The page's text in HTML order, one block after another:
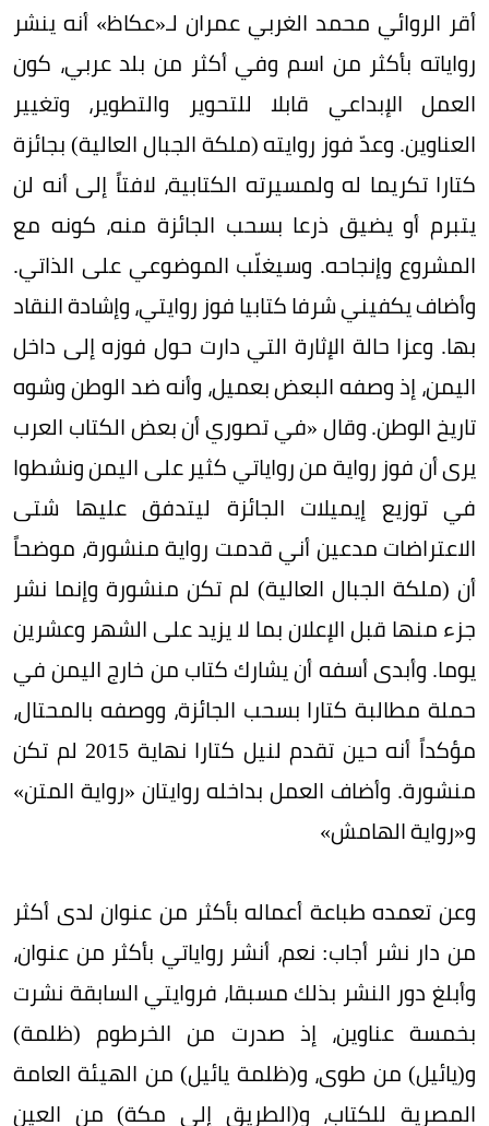
أقر الروائي محمد الغربي عمران لـ«عكاظ» أنه ينشر
رواياته بأكثر من اسم وفي أكثر من بلد عربي، كون
العمل الإبداعي قابلا للتحوير والتطوير، وتغيير
العناوين. وعدّ فوز روايته (ملكة الجبال العالية) بجائزة
كتارا تكريما له ولمسيرته الكتابية، لافتاً إلى أنه لن
يتبرم أو يضيق ذرعا بسحب الجائزة منه، كونه مع
المشروع وإنجاحه. وسيغلّب الموضوعي على الذاتي.
وأضاف يكفيني شرفا كتابيا فوز روايتي، وإشادة النقاد
بها. وعزا حالة الإثارة التي دارت حول فوزه إلى داخل
اليمن، إذ وصفه البعض بعميل، وأنه ضد الوطن وشوه
تاريخ الوطن. وقال «في تصوري أن بعض الكتاب العرب
يرى أن فوز رواية من رواياتي كثير على اليمن ونشطوا
في توزيع إيميلات الجائزة ليتدفق عليها شتى
الاعتراضات مدعين أني قدمت رواية منشورة، موضحاً
أن (ملكة الجبال العالية) لم تكن منشورة وإنما نشر
جزء منها قبل الإعلان بما لا يزيد على الشهر وعشرين
يوما. وأبدى أسفه أن يشارك كتاب من خارج اليمن في
حملة مطالبة كتارا بسحب الجائزة، ووصفه بالمحتال،
مؤكداً أنه حين تقدم لنيل كتارا نهاية 2015 لم تكن
منشورة. وأضاف العمل بداخله روايتان «رواية المتن»
و«رواية الهامش»
وعن تعمده طباعة أعماله بأكثر من عنوان لدى أكثر
من دار نشر أجاب: نعم، أنشر رواياتي بأكثر من عنوان،
وأبلغ دور النشر بذلك مسبقا، فروايتي السابقة نشرت
بخمسة عناوين، إذ صدرت من الخرطوم (ظلمة)
و(يائيل) من طوى، و(ظلمة يائيل) من الهيئة العامة
المصرية للكتاب، و(الطريق إلى مكة) من العين